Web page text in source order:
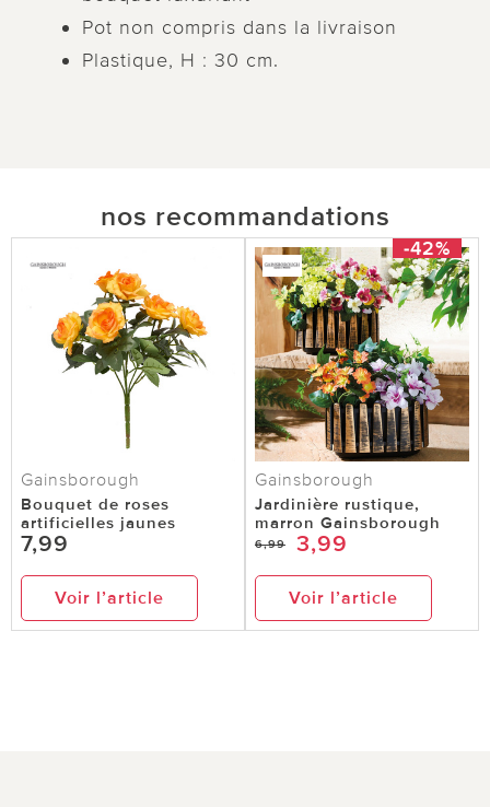
Pot non compris dans la livraison
Plastique, H : 30 cm.
nos recommandations
Gainsborough
Bouquet de roses
artificielles jaunes
7,99
Voir l’article
-42%
Gainsborough
Jardinière rustique,
marron Gainsborough
6,99 3,99
Voir l’article